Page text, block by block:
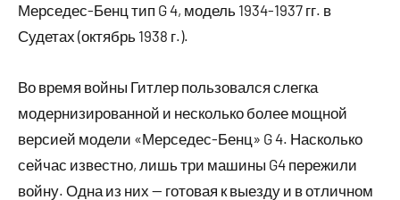
Мерседес-Бенц тип G 4, модель 1934-1937 гг. в
Судетах (октябрь 1938 г.).
Во время войны Гитлер пользовался слегка
модернизированной и несколько более мощной
версией модели «Мерседес-Бенц» G 4. Насколько
сейчас известно, лишь три машины G4 пережили
войну. Одна из них — готовая к выезду и в отличном